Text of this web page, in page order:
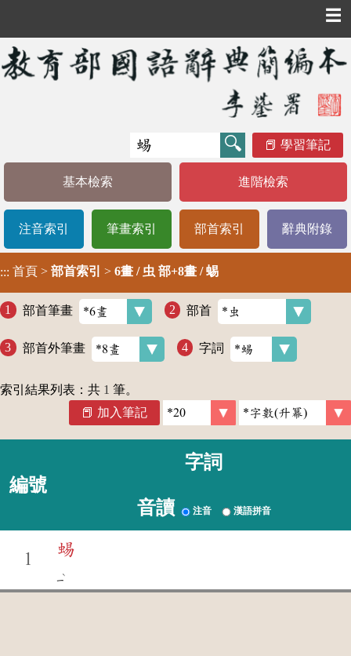
☰
學習筆記
基本檢索 進階檢索
注音索引 筆畫索引 部首索引 辭典附錄
::: 首頁 > 部首索引 > 6畫 / 虫 部+8畫 / 蜴
部首筆畫 部首
部首外筆畫 字詞
索引結果列表：共 1 筆。
加入筆記
編號
字詞
音讀 注音 漢語拼音
1
蜴
ㄧ
ˋ